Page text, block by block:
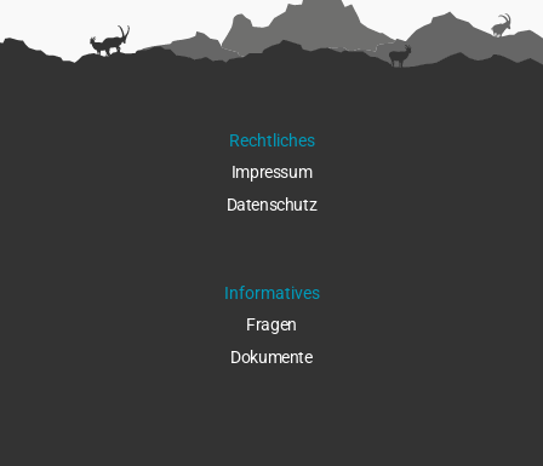
Rechtliches
Impressum
Datenschutz
Informatives
Fragen
Dokumente